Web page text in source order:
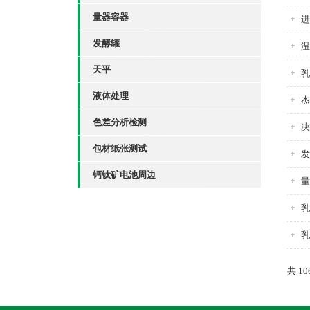
量器容器
发酵罐
天平
液体处理
色差分析检测
包材纸张测试
钙钛矿电池周边
共